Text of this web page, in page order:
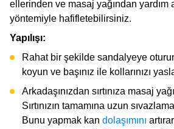
ellerinden ve masaj yağından yardım
yöntemiyle hafifletebilirsiniz.
Yapılışı:
Rahat bir şekilde sandalyeye
koyun ve başınız ile kollarınızı
Arkadaşınızdan sırtınıza masaj
Sırtınızın tamamına uzun
Bunu yapmak kan dolaşımını